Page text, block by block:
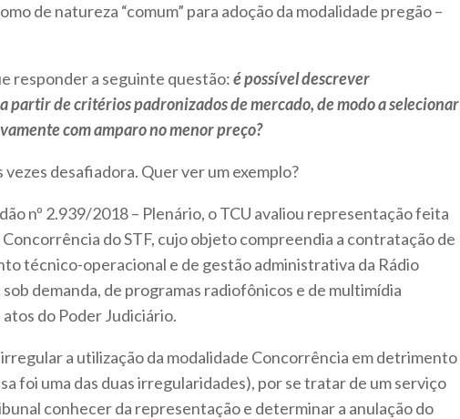
de natureza “comum” para adoção da modalidade pregão –
responder a seguinte questão:é possível descrever
partir de critérios padronizados de mercado, de modo a selecionar
com amparo no menor preço?
vezes desafiadora. Quer ver um exemplo?
nº 2.939/2018 – Plenário, o TCU avaliou representação feita
do STF, cujo objeto compreendia a contratação de
técnico-operacional e de gestão administrativa da Rádio
demanda, de programas radiofônicos e de multimídia
do Poder Judiciário.
a utilização da modalidade Concorrência em detrimento
foi uma das duas irregularidades), por se tratar de um serviço
conhecer da representação e determinar a anulação do